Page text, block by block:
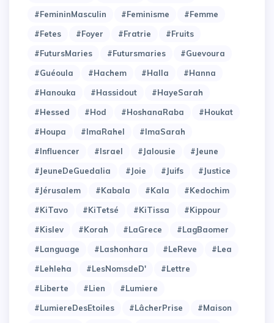
#FemininMasculin
#Feminisme
#Femme
#Fetes
#Foyer #Fratrie
#Fruits
#FutursMaries
#Futursmaries
#Guevoura
#Guéoula
#Hachem #Halla
#Hanna
#Hanouka
#Hassidout
#HayeSarah
#Hessed
#Hod #HoshanaRaba
#Houkat
#Houpa
#ImaRahel
#ImaSarah
#Influencer
#Israel #Jalousie
#Jeune
#JeuneDeGuedalia
#Joie #Juifs
#Justice
#Jérusalem
#Kabala #Kala
#Kedochim
#KiTavo
#KiTetsé #KiTissa
#Kippour
#Kislev
#Korah #LaGrece
#LagBaomer
#Language
#Lashonhara #LeReve
#Lea
#Lehleha
#LesNomsdeD'
#Lettre
#Liberte
#Lien
#Lumiere
#LumiereDesEtoiles
#LâcherPrise
#Maison